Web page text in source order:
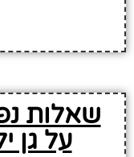
שאלות
על גן